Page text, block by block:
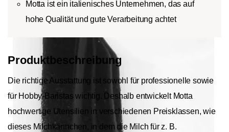
Motta ist ein italienisches Unternehmen, das auf
hohe Qualität und gute Verarbeitung achtet
Produktbeschreibung
Die richtige Ausstattung ist sowohl für professionelle sowie
für Hobby-Baristas wichtig. Deshalb entwickelt Motta
hochwertige Utensilien in verschiedenen Preisklassen, wie
dieses Milchkännchen, in dem die Milch für z. B.